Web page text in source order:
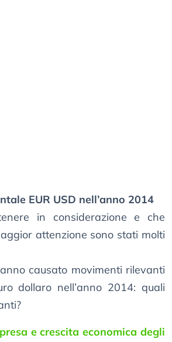
EUR USD nell’anno 2014
in considerazione e che
attenzione sono stati molti
causato movimenti rilevanti
dollaro nell’anno 2014: quali
e crescita economica degli